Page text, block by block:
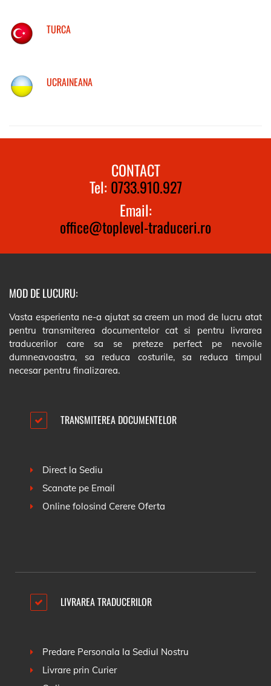
TURCA
UCRAINEANA
CONTACT
Tel: 0733.910.927
Email:
office@toplevel-traduceri.ro
MOD DE LUCURU:
Vasta esperienta ne-a ajutat sa creem un mod de lucru atat
pentru transmiterea documentelor cat si pentru livrarea
traducerilor care sa se preteze perfect pe nevoile
dumneavoastra, sa reduca costurile, sa reduca timpul
necesar pentru finalizarea.
TRANSMITEREA DOCUMENTELOR
Direct la Sediu
Scanate pe Email
Online folosind Cerere Oferta
LIVRAREA TRADUCERILOR
Predare Personala la Sediul Nostru
Livrare prin Curier